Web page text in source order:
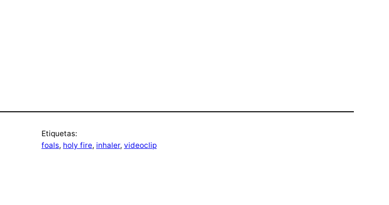
Etiquetas:
foals, holy fire, inhaler, videoclip